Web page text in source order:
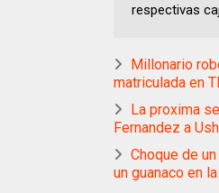
respectivas
Millonario
matriculada en
La proxima
Fernandez a
Choque de
un guanaco en